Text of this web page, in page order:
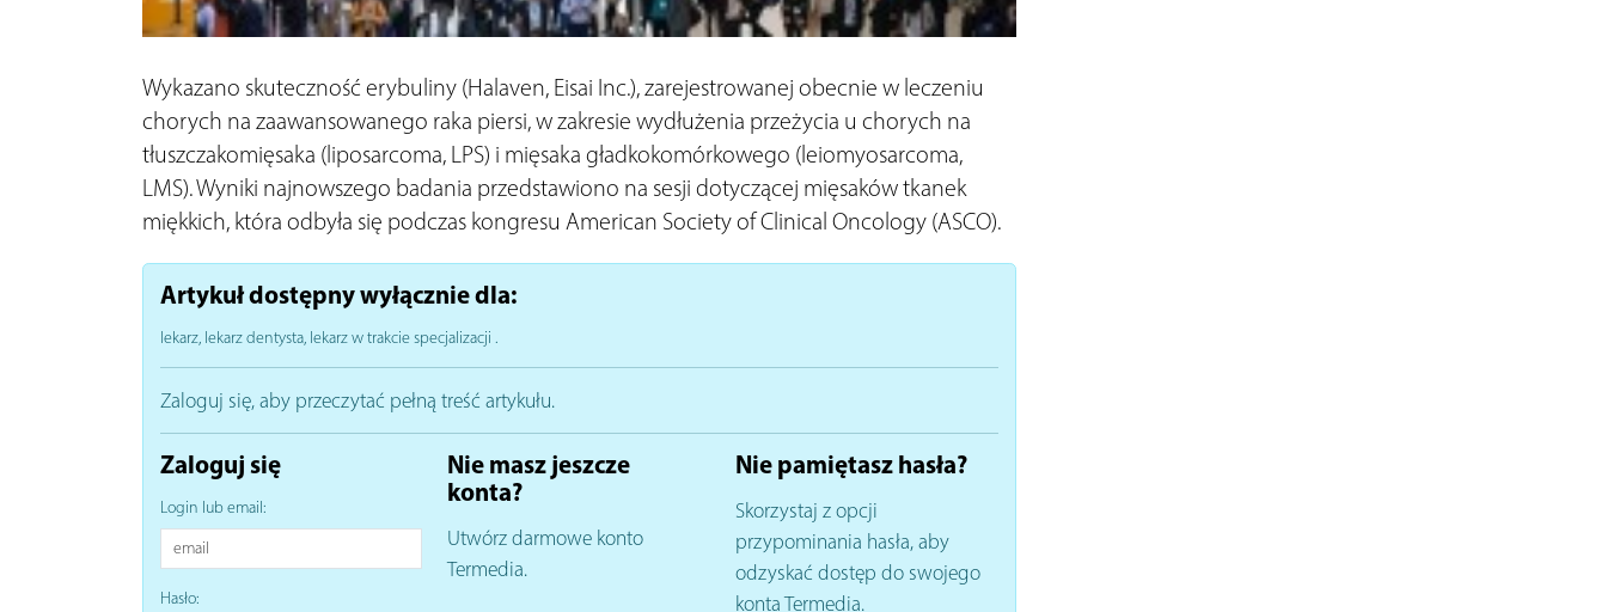
Wykazano skuteczność erybuliny (Halaven, Eisai Inc.), zarejestrowanej obecnie w leczeniu
chorych na zaawansowanego raka piersi, w zakresie wydłużenia przeżycia u chorych na
tłuszczakomięsaka (liposarcoma, LPS) i mięsaka gładkokomórkowego (leiomyosarcoma,
LMS). Wyniki najnowszego badania przedstawiono na sesji dotyczącej mięsaków tkanek
miękkich, która odbyła się podczas kongresu American Society of Clinical Oncology (ASCO).
Artykuł dostępny wyłącznie dla:
lekarz, lekarz dentysta, lekarz w trakcie specjalizacji .
Zaloguj się, aby przeczytać pełną treść artykułu.
Zaloguj się
Login lub email:
Hasło:
Nie masz jeszcze
konta?
Utwórz darmowe konto
Termedia.
Nie pamiętasz hasła?
Skorzystaj z opcji
przypominania hasła, aby
odzyskać dostęp do swojego
konta Termedia.